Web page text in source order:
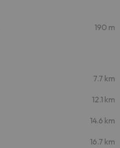
190 m
7.7 km
12.1 km
14.6 km
16.7 km